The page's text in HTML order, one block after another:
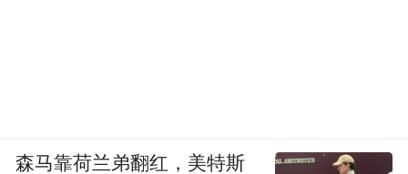
森马靠荷兰弟翻红，美特斯